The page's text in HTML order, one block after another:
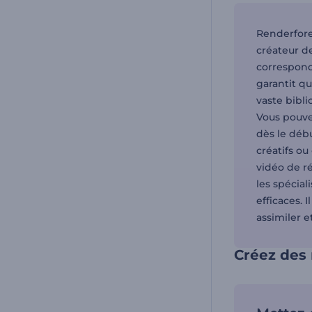
créateur
garantit
vaste
Vous
dès le
créatifs ou
vidéo de
les
efficaces.
assimiler
Créez